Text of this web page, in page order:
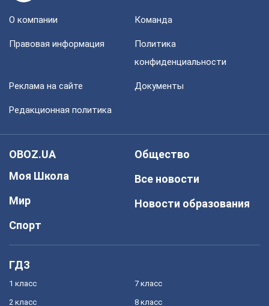
О компании Команда
Правовая информация
Политика
конфиденциальности
Реклама на сайте Документы
Редакционная политика
OBOZ.UA
Моя Школа
Мир
Спорт
Общество
Все новости
Новости образования
ГДЗ
1 класс
2 класс
7 класс
8 класс